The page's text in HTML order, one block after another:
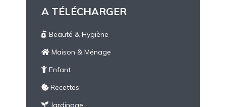
A TÉLÉCHARGER
Beauté & Hygiène
Maison & Ménage
Enfant
Recettes
Jardinage